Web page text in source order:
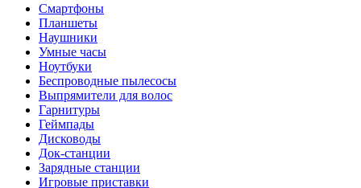
Смартфоны
Планшеты
Наушники
Умные часы
Ноутбуки
Беспроводные пылесосы
Выпрямители для волос
Гарнитуры
Геймпады
Дисководы
Док-станции
Зарядные станции
Игровые приставки